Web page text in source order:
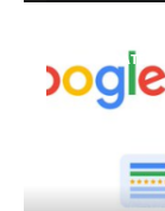
GOOGLE UPDATE